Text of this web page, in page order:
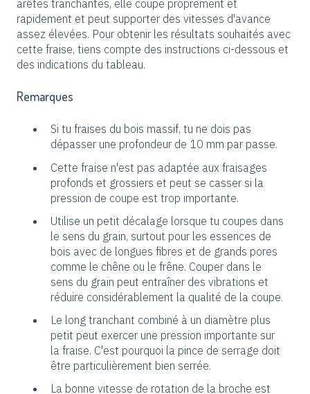
arêtes tranchantes, elle coupe proprement et
rapidement et peut supporter des vitesses d'avance
assez élevées. Pour obtenir les résultats souhaités avec
cette fraise, tiens compte des instructions ci-dessous et
des indications du tableau.
Remarques
Si tu fraises du bois massif, tu ne dois pas
dépasser une profondeur de 10 mm par passe.
Cette fraise n'est pas adaptée aux fraisages
profonds et grossiers et peut se casser si la
pression de coupe est trop importante.
Utilise un petit décalage lorsque tu coupes dans
le sens du grain, surtout pour les essences de
bois avec de longues fibres et de grands pores
comme le chêne ou le frêne. Couper dans le
sens du grain peut entraîner des vibrations et
réduire considérablement la qualité de la coupe.
Le long tranchant combiné à un diamètre plus
petit peut exercer une pression importante sur
la fraise. C'est pourquoi la pince de serrage doit
être particulièrement bien serrée.
La bonne vitesse de rotation de la broche est